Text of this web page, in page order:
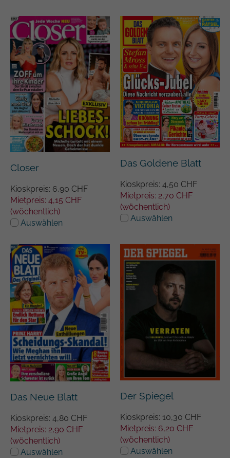
Closer
Kioskpreis: 6,90 CHF
Mietpreis: 4,15 CHF
(wöchentlich)
Auswählen
Das Goldene Blatt
Kioskpreis: 4,50 CHF
Mietpreis: 2,70 CHF
(wöchentlich)
Auswählen
Das Neue Blatt
Kioskpreis: 4,80 CHF
Mietpreis: 2,90 CHF
(wöchentlich)
Auswählen
Der Spiegel
Kioskpreis: 10,30 CHF
Mietpreis: 6,20 CHF
(wöchentlich)
Auswählen